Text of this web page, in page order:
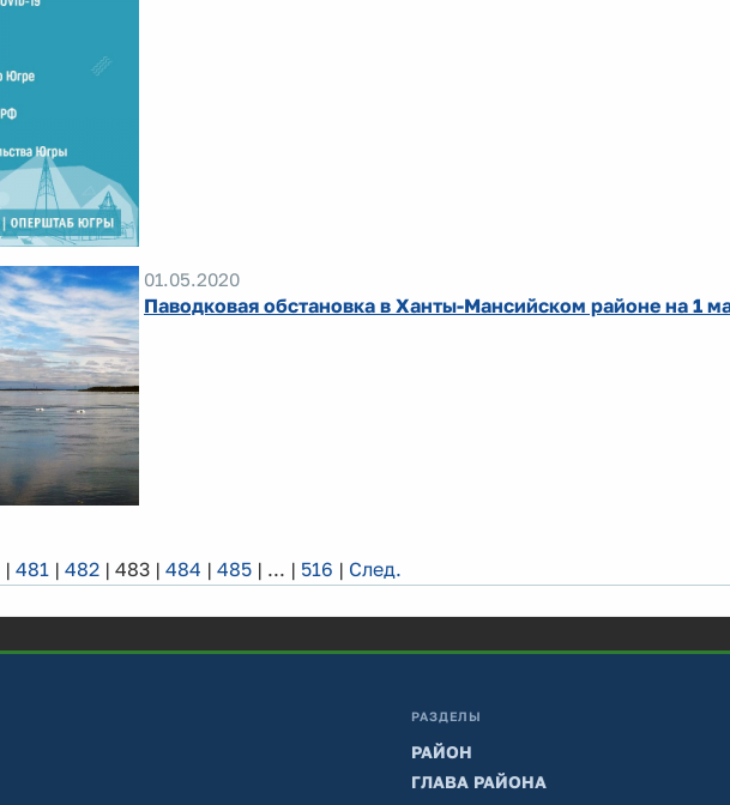
01.05.2020
Паводковая обстановка в Ханты-Мансийском районе на 1
| 481 | 482 | 483 | 484 | 485 | ... | 516 | След.
РАЗДЕЛЫ
РАЙОН
ГЛАВА РАЙОНА